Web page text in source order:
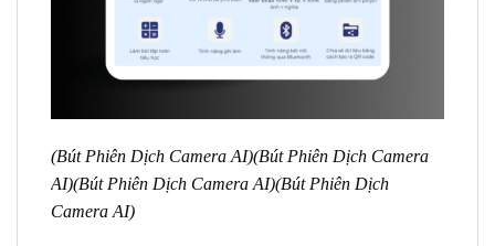
(Bút Phiên Dịch Camera AI)(Bút Phiên Dịch Camera
AI)(Bút Phiên Dịch Camera AI)(Bút Phiên Dịch
Camera AI)